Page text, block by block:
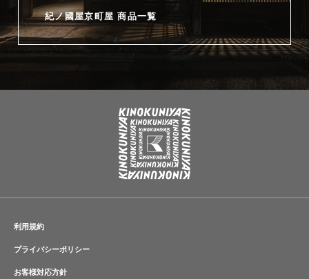
紀ノ國屋京町屋 商品一覧
利用規約
プライバシーポリシー
お客様対応方針